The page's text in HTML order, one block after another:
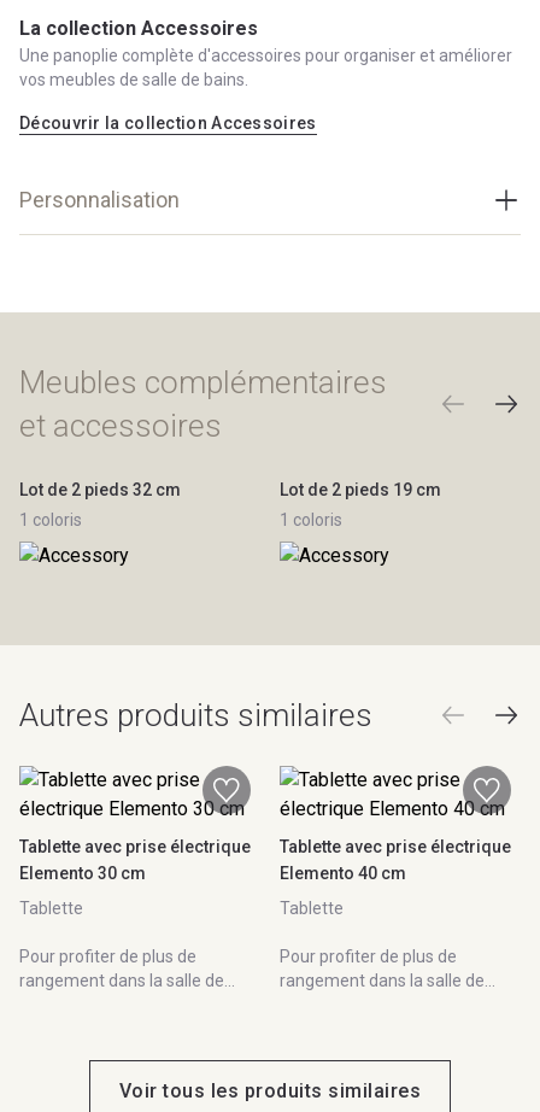
La collection Accessoires
Une panoplie complète d'accessoires pour organiser et améliorer
vos meubles de salle de bains.
Découvrir la collection Accessoires
Personnalisation
18 couleurs
39 couleurs - 1 finition
Meubles complémentaires
et accessoires
Lot de 2 pieds 32 cm
1 coloris
Lot de 2 pieds 19 cm
1 coloris
Autres produits similaires
Tablette avec prise électrique
Elemento 30 cm
Tablette
Pour profiter de plus de
rangement dans la salle de
fonction de vos besoins.
Tablette avec prise électrique
Elemento 40 cm
Tablette
Pour profiter de plus de
rangement dans la salle de
fonction de vos besoins.
Voir tous les produits similaires